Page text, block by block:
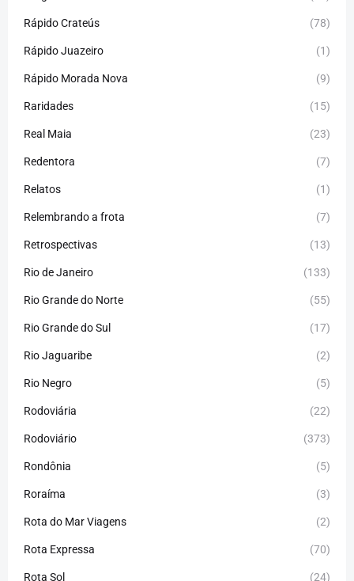
Rápido Crateús (78)
Rápido Juazeiro (1)
Rápido Morada Nova (9)
Raridades (15)
Real Maia (23)
Redentora (7)
Relatos (1)
Relembrando a frota (7)
Retrospectivas (13)
Rio de Janeiro (133)
Rio Grande do Norte (55)
Rio Grande do Sul (17)
Rio Jaguaribe (2)
Rio Negro (5)
Rodoviária (22)
Rodoviário (373)
Rondônia (5)
Roraíma (3)
Rota do Mar Viagens (2)
Rota Expressa (70)
Rota Sol (24)